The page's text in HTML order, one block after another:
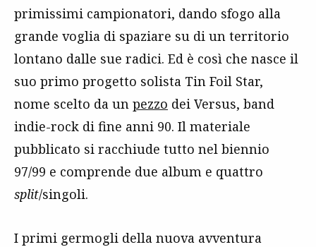
primissimi campionatori, dando sfogo alla
grande voglia di spaziare su di un territorio
lontano dalle sue radici. Ed è così che nasce il
suo primo progetto solista Tin Foil Star,
nome scelto da un pezzo dei Versus, band
indie-rock di fine anni 90. Il materiale
pubblicato si racchiude tutto nel biennio
97/99 e comprende due album e quattro
split/singoli.
I primi germogli della nuova avventura